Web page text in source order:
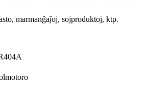
marmanĝaĵoj, sojproduktoj, ktp.